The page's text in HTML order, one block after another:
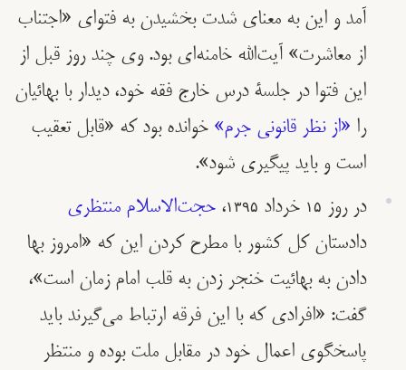
آمد و این به معنای شدت بخشیدن به فتوای «اجتناب
از معاشرت» آیت‌الله خامنه‌ای بود. وی چند روز قبل از
این فتوا در جلسۀ درس خارج فقه خود، دیدار با بهائیان
را «از نظر قانونی جرم»خوانده بود که «قابل تعقیب
است و باید پیگیری شود».
در روز ۱۵ خرداد ۱۳۹۵،
حجت‌الاسلام منتظری
دادستان کل کشور با مطرح کردن این که «امروز بها
دادن به بهائیت خنجر زدن به قلب امام زمان است»،
گفت: «افرادی که با این فرقه ارتباط می‌گیرند باید
پاسخگوی اعمال خود در مقابل ملت بوده و منتظر